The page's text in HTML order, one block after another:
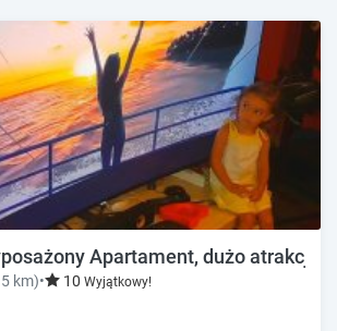
Apartament, dużo atrakcji-
km)• 10 Wyjątkowy!